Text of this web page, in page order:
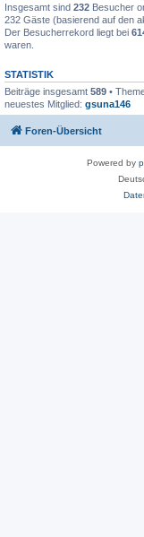
Insgesamt sind 232 Besucher
232 Gäste (basierend auf den
Der Besucherrekord liegt bei
waren.
STATISTIK
Beiträge insgesamt 589 •
neuestes Mitglied: gsuna146
Foren-Übersicht
Powered by